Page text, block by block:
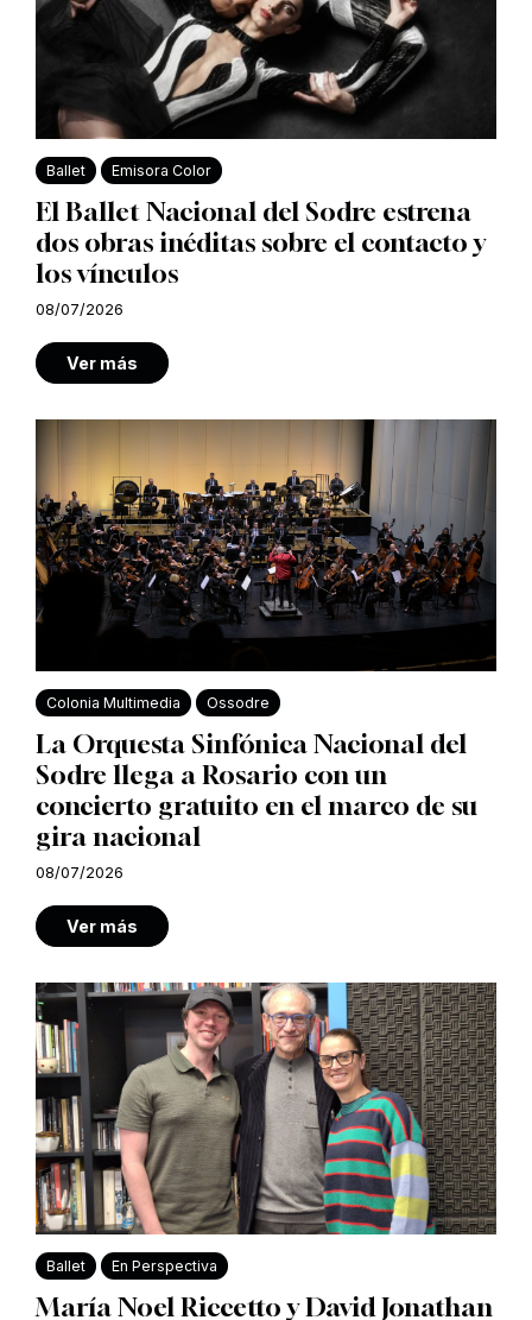
Ballet Emisora Color
El Ballet Nacional del Sodre estrena
dos obras inéditas sobre el contacto y
los vínculos
08/07/2026
Ver más
Colonia Multimedia Ossodre
La Orquesta Sinfónica Nacional del
Sodre llega a Rosario con un
concierto gratuito en el marco de su
gira nacional
08/07/2026
Ver más
Ballet En Perspectiva
María Noel Riccetto y David Jonathan